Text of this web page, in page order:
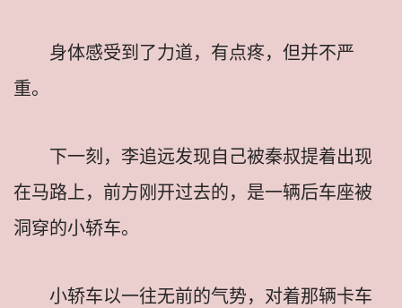
身体感受到了力道，有点疼，但并不严
重。
下一刻，李追远发现自己被秦叔提着出现
在马路上，前方刚开过去的，是一辆后车座被
洞穿的小轿车。
小轿车以一往无前的气势，对着那辆卡车